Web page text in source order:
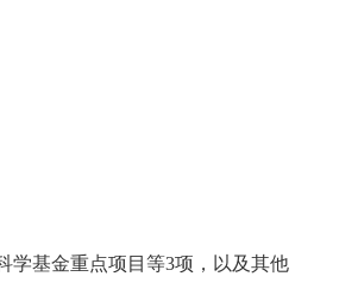
学基金重点项目等3项，以及其他